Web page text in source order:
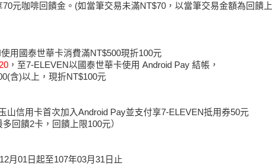
元咖啡回饋金。(如當筆交易未滿NT$70，以當筆交易金額為回饋上
用國泰世華卡消費滿NT$500現折100元
，至7-ELEVEN以國泰世華卡使用 Android Pay 結帳，
含)以上，現折NT$100元
山信用卡首次加入Android Pay並支付享7-ELEVEN抵用券50元
多回饋2卡，回饋上限100元）
月01日起至107年03月31日止